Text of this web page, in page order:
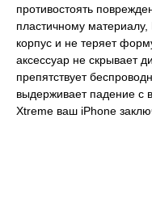
противостоять
пластичному
корпус и не теряет
аксессуар не скрывает
препятствует
выдерживает падение с
Xtreme ваш iPhone